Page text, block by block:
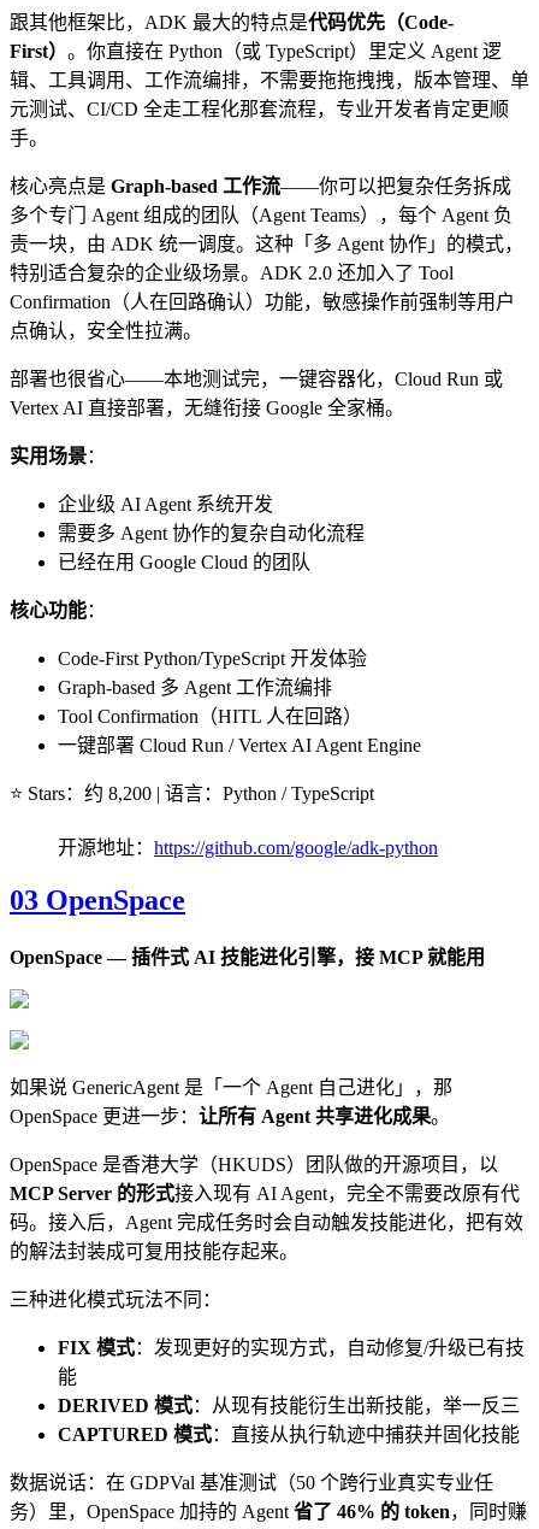
跟其他框架比，ADK 最大的特点是代码优先（Code-
First） 。你直接在 Python（或 TypeScript）里定义 Agent 逻
辑、工具调用、工作流编排，不需要拖拖拽拽，版本管理、单
元测试、CI/CD 全走工程化那套流程，专业开发者肯定更顺
手。
核心亮点是 Graph-based 工作流——你可以把复杂任务拆成
多个专门 Agent 组成的团队（Agent Teams），每个 Agent 负
责一块，由 ADK 统一调度。这种「多 Agent 协作」的模式，
特别适合复杂的企业级场景。ADK 2.0 还加入了 Tool
Confirmation（人在回路确认）功能，敏感操作前强制等用户
点确认，安全性拉满。
部署也很省心——本地测试完，一键容器化，Cloud Run 或
Vertex AI 直接部署，无缝衔接 Google 全家桶。
实用场景：
企业级 AI Agent 系统开发
需要多 Agent 协作的复杂自动化流程
已经在用 Google Cloud 的团队
核心功能：
Code-First Python/TypeScript 开发体验
Graph-based 多 Agent 工作流编排
Tool Confirmation（HITL 人在回路）
一键部署 Cloud Run / Vertex AI Agent Engine
⭐ Stars：约 8,200 | 语言：Python / TypeScript
开源地址： https://github.com/google/adk-python
03 OpenSpace
OpenSpace — 插件式 AI 技能进化引擎，接 MCP 就能用
如果说 GenericAgent 是「一个 Agent 自己进化」，那
OpenSpace 更进一步： 让所有 Agent 共享进化成果。
OpenSpace 是香港大学（HKUDS）团队做的开源项目，以
MCP Server 的形式接入现有 AI Agent，完全不需要改原有代
码。接入后，Agent 完成任务时会自动触发技能进化，把有效
的解法封装成可复用技能存起来。
三种进化模式玩法不同：
FIX 模式：发现更好的实现方式，自动修复/升级已有技
能
DERIVED 模式：从现有技能衍生出新技能，举一反三
CAPTURED 模式：直接从执行轨迹中捕获并固化技能
数据说话：在 GDPVal 基准测试（50 个跨行业真实专业任
务）里，OpenSpace 加持的 Agent 省了 46% 的 token，同时赚